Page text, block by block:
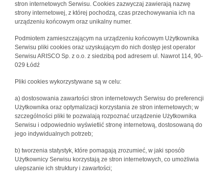
stron internetowych Serwisu. Cookies zazwyczaj zawierają nazwę
strony internetowej, z której pochodzą, czas przechowywania ich na
urządzeniu końcowym oraz unikalny numer.
Podmiotem zamieszczającym na urządzeniu końcowym Użytkownika
Serwisu pliki cookies oraz uzyskującym do nich dostęp jest operator
Serwisu ARISCO Sp. z o.o. z siedzibą pod adresem ul. Nawrot 114, 90-
029 Łódź
Pliki cookies wykorzystywane są w celu:
a) dostosowania zawartości stron internetowych Serwisu do preferencji
Użytkownika oraz optymalizacji korzystania ze stron internetowych; w
szczególności pliki te pozwalają rozpoznać urządzenie Użytkownika
Serwisu i odpowiednio wyświetlić stronę internetową, dostosowaną do
jego indywidualnych potrzeb;
b) tworzenia statystyk, które pomagają zrozumieć, w jaki sposób
Użytkownicy Serwisu korzystają ze stron internetowych, co umożliwia
ulepszanie ich struktury i zawartości;